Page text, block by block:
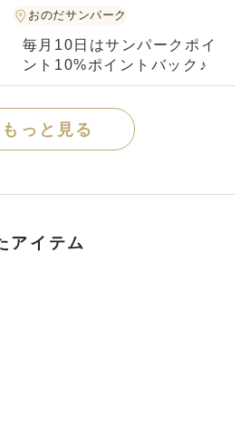
おのだサンパーク
毎月10日はサンパークポイ
ント10%ポイントバック♪
もっと見る
アイテム